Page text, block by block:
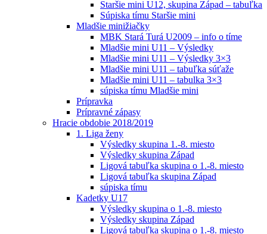
Staršie mini U12, skupina Západ – tabuľka
Súpiska tímu Staršie mini
Mladšie minižiačky
MBK Stará Turá U2009 – info o tíme
Mladšie mini U11 – Výsledky
Mladšie mini U11 – Výsledky 3×3
Mladšie mini U11 – tabuľka súťaže
Mladšie mini U11 – tabulka 3×3
súpiska tímu Mladšie mini
Prípravka
Prípravné zápasy
Hracie obdobie 2018/2019
1. Liga ženy
Výsledky skupina 1.-8. miesto
Výsledky skupina Západ
Ligová tabuľka skupina o 1.-8. miesto
Ligová tabuľka skupina Západ
súpiska tímu
Kadetky U17
Výsledky skupina o 1.-8. miesto
Výsledky skupina Západ
Ligová tabuľka skupina o 1.-8. miesto